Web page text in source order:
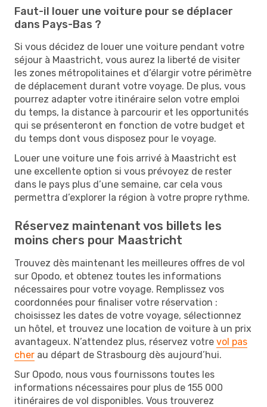
Faut-il louer une voiture pour se déplacer
dans Pays-Bas ?
Si vous décidez de louer une voiture pendant votre
séjour à Maastricht, vous aurez la liberté de visiter
les zones métropolitaines et d’élargir votre périmètre
de déplacement durant votre voyage. De plus, vous
pourrez adapter votre itinéraire selon votre emploi
du temps, la distance à parcourir et les opportunités
qui se présenteront en fonction de votre budget et
du temps dont vous disposez pour le voyage.
Louer une voiture une fois arrivé à Maastricht est
une excellente option si vous prévoyez de rester
dans le pays plus d’une semaine, car cela vous
permettra d’explorer la région à votre propre rythme.
Réservez maintenant vos billets les
moins chers pour Maastricht
Trouvez dès maintenant les meilleures offres de vol
sur Opodo, et obtenez toutes les informations
nécessaires pour votre voyage. Remplissez vos
coordonnées pour finaliser votre réservation :
choisissez les dates de votre voyage, sélectionnez
un hôtel, et trouvez une location de voiture à un prix
avantageux. N’attendez plus, réservez votre vol pas
cher au départ de Strasbourg dès aujourd’hui.
Sur Opodo, nous vous fournissons toutes les
informations nécessaires pour plus de 155 000
itinéraires de vol disponibles. Vous trouverez